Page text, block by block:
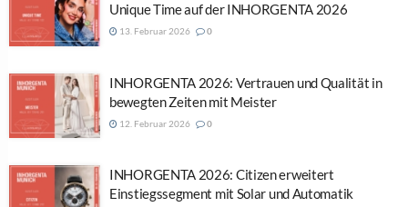
Unique Time auf der INHORGENTA 2026
13. Februar 2026 0
INHORGENTA 2026: Vertrauen und Qualität in
bewegten Zeiten mit Meister
12. Februar 2026 0
INHORGENTA 2026: Citizen erweitert
Einstiegssegment mit Solar und Automatik